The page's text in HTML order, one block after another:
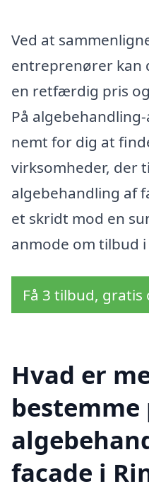
Ved at
entreprenører kan
en retfærdig pris
På
nemt for dig at
virksomheder, der
algebehandling af
et skridt mod en
anmode om tilbud i
Få 3 tilbud,
Hvad er
bestemme
facade i